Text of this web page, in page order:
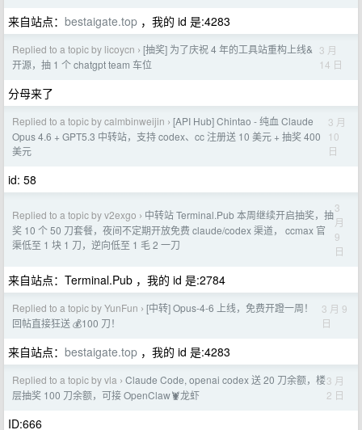
来自站点： bestaigate.top ，我的 id 是:4283
Replied to a topic by licoycn › [抽奖] 为了庆祝 4 年的工具站重构上线&
开源，抽 1 个 chatgpt team 车位
3 月
14 日
分母来了
Replied to a topic by calmbinweijin › [API Hub] Chintao - 纯血 Claude
Opus 4.6 + GPT5.3 中转站，支持 codex、cc 注册送 10 美元 + 抽奖 400
美元
3 月
10
日
id: 58
Replied to a topic by v2exgo › 中转站 Terminal.Pub 本周继续开启抽奖，抽
奖 10 个 50 刀套餐，夜间不定期开放免费 claude/codex 渠道， ccmax 官
渠低至 1 块 1 刀，逆向低至 1 毛 2 一刀
3
月
9
日
来自站点：Terminal.Pub ，我的 id 是:2784
Replied to a topic by YunFun › [中转] Opus-4-6 上线，免费开蹬一周！
回帖直接狂送 💰100 刀！
3 月 9
日
来自站点： bestaigate.top ，我的 id 是:4283
Replied to a topic by vla › Claude Code, openai codex 送 20 刀余额，楼
层抽奖 100 刀余额，可接 OpenClaw🦞龙虾
3 月
2 日
ID:666